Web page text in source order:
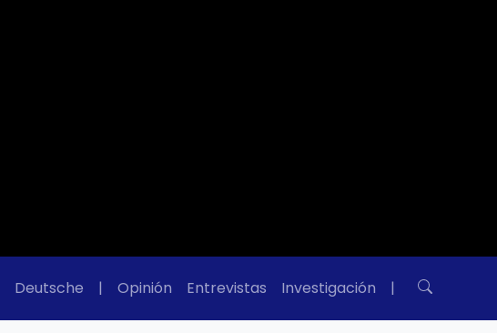
Deutsche | Opinión Entrevistas Investigación |